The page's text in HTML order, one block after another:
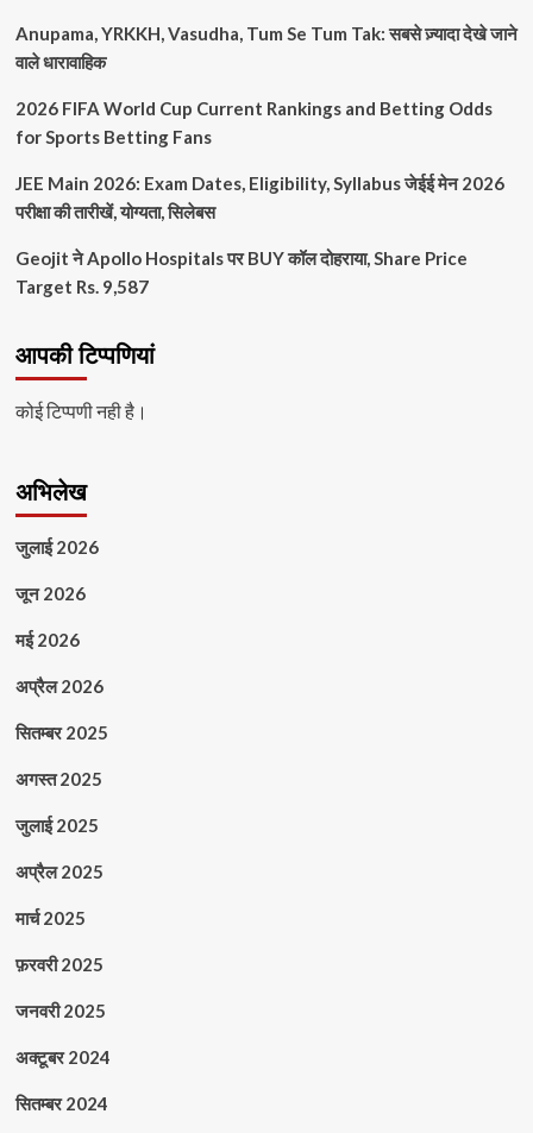
Anupama, YRKKH, Vasudha, Tum Se Tum Tak: सबसे ज़्यादा देखे जाने
वाले धारावाहिक
2026 FIFA World Cup Current Rankings and Betting Odds
for Sports Betting Fans
JEE Main 2026: Exam Dates, Eligibility, Syllabus जेईई मेन 2026
परीक्षा की तारीखें, योग्यता, सिलेबस
Geojit ने Apollo Hospitals पर BUY कॉल दोहराया, Share Price
Target Rs. 9,587
आपकी टिप्पणियां
कोई टिप्पणी नही है।
अभिलेख
जुलाई 2026
जून 2026
मई 2026
अप्रैल 2026
सितम्बर 2025
अगस्त 2025
जुलाई 2025
अप्रैल 2025
मार्च 2025
फ़रवरी 2025
जनवरी 2025
अक्टूबर 2024
सितम्बर 2024